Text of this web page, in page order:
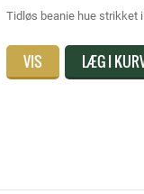
Tidløs beanie hue strikket
VIS LÆG I